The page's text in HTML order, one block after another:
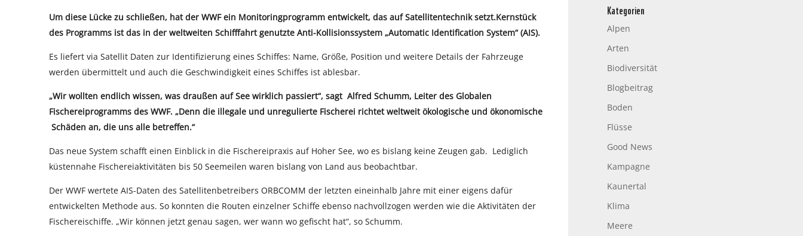
Um diese Lücke zu schließen, hat der WWF ein Monitoringprogramm entwickelt, das auf Satellitentechnik setzt.Kernstück
des Programms ist das in der weltweiten Schifffahrt genutzte Anti-Kollisionssystem „Automatic Identification System“ (AIS).
Es liefert via Satellit Daten zur Identifizierung eines Schiffes: Name, Größe, Position und weitere Details der Fahrzeuge
werden übermittelt und auch die Geschwindigkeit eines Schiffes ist ablesbar.
„Wir wollten endlich wissen, was draußen auf See wirklich passiert“, sagt Alfred Schumm, Leiter des Globalen
Fischereiprogramms des WWF. „Denn die illegale und unregulierte Fischerei richtet weltweit ökologische und ökonomische
Schäden an, die uns alle betreffen.“
Das neue System schafft einen Einblick in die Fischereipraxis auf Hoher See, wo es bislang keine Zeugen gab. Lediglich
küstennahe Fischereiaktivitäten bis 50 Seemeilen waren bislang von Land aus beobachtbar.
Der WWF wertete AIS-Daten des Satellitenbetreibers ORBCOMM der letzten eineinhalb Jahre mit einer eigens dafür
entwickelten Methode aus. So konnten die Routen einzelner Schiffe ebenso nachvollzogen werden wie die Aktivitäten der
Fischereischiffe. „Wir können jetzt genau sagen, wer wann wo gefischt hat“, so Schumm.
Kategorien
Alpen
Arten
Biodiversität
Blogbeitrag
Boden
Flüsse
Good News
Kampagne
Kaunertal
Klima
Meere